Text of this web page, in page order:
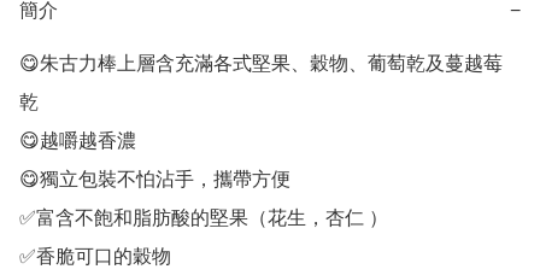
簡介 −
😋朱古力棒上層含充滿各式堅果、穀物、葡萄乾及蔓越莓
乾
😋越嚼越香濃
😋獨立包裝不怕沾手，攜帶方便
✅富含不飽和脂肪酸的堅果（花生，杏仁 ）
✅香脆可口的穀物